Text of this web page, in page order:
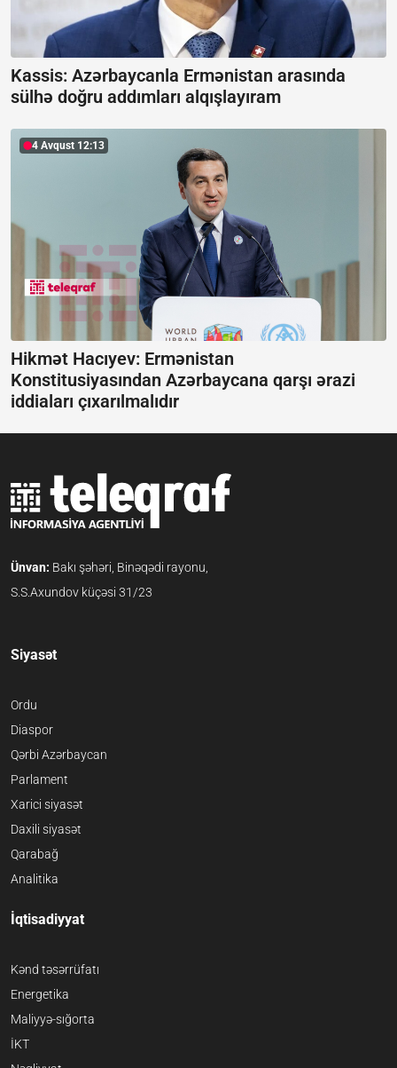
Kassis: Azərbaycanla Ermənistan arasında
sülhə doğru addımları alqışlayıram
4 Avqust 12:13
Hikmət Hacıyev: Ermənistan
Konstitusiyasından Azərbaycana qarşı ərazi
iddiaları çıxarılmalıdır
Ünvan: Bakı şəhəri, Binəqədi rayonu,
S.S.Axundov küçəsi 31/23
Siyasət
Ordu
Diaspor
Qərbi Azərbaycan
Parlament
Xarici siyasət
Daxili siyasət
Qarabağ
Analitika
İqtisadiyyat
Kənd təsərrüfatı
Energetika
Maliyyə-sığorta
İKT